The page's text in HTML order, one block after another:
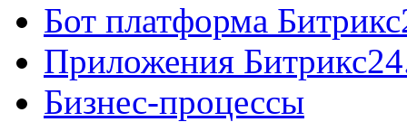
Бот платформа
Приложения
Бизнес-процессы